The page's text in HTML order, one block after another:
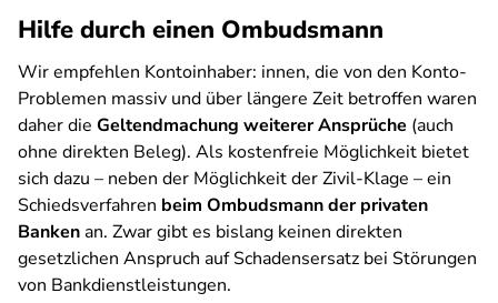
Hilfe durch einen Ombudsmann
Wir empfehlen Kontoinhaber: innen, die von den Konto-
Problemen massiv und über längere Zeit betroffen waren
daher die Geltendmachung weiterer Ansprüche (auch
ohne direkten Beleg). Als kostenfreie Möglichkeit bietet
sich dazu – neben der Möglichkeit der Zivil-Klage – ein
Schiedsverfahren beim Ombudsmann der privaten
Bankenan. Zwar gibt es bislang keinen direkten
gesetzlichen Anspruch auf Schadensersatz bei Störungen
von Bankdienstleistungen.